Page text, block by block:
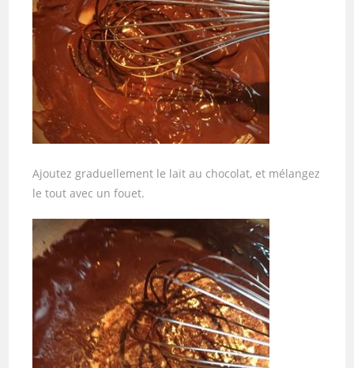
Ajoutez graduellement le lait au chocolat, et mélangez
le tout avec un fouet.